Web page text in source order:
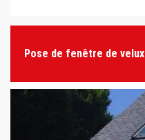
Pose de fenêtre de velux